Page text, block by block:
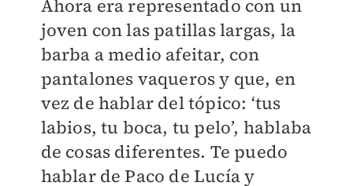
Ahora era representado con un
joven con las patillas largas, la
barba a medio afeitar, con
pantalones vaqueros y que, en
vez de hablar del tópico: ‘tus
labios, tu boca, tu pelo’, hablaba
de cosas diferentes. Te puedo
hablar de Paco de Lucía y